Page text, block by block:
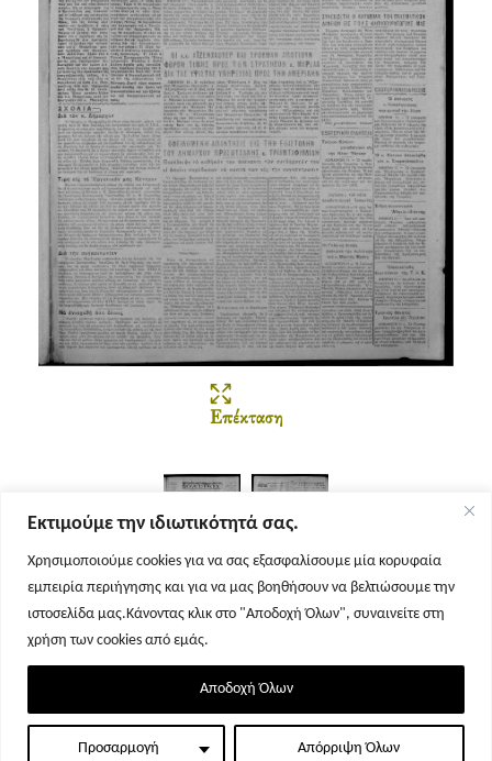
Εκτιμούμε την ιδιωτικότητά σας.
Χρησιμοποιούμε cookies για να σας εξασφαλίσουμε μία κορυφαία
εμπειρία περιήγησης και για να μας βοηθήσουν να βελτιώσουμε την
ιστοσελίδα μας.Κάνοντας κλικ στο "Αποδοχή Όλων", συναινείτε στη
χρήση των cookies από εμάς.
Προσαρμογή Απόρριψη Όλων
Αποδοχή Όλων
Επέκταση
Σελίδα 1 Σελίδα 2